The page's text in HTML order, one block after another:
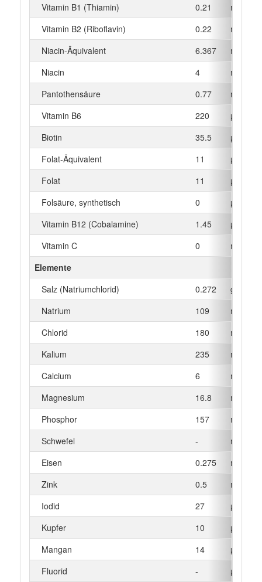
Vitamin B1 (Thiamin)
0.21
mg
Vitamin B2 (Riboflavin)
0.22
mg
Niacin-Äquivalent
6.367
mg
Niacin
4
mg
Pantothensäure
0.77
mg
Vitamin B6
220
µg
Biotin
35.5
µg
Folat-Äquivalent
11
µg
Folat
11
µg
Folsäure, synthetisch
0
µg
Vitamin B12 (Cobalamine)
1.45
µg
Vitamin C
0
mg
Elemente
Salz (Natriumchlorid)
0.272
g
Natrium
109
mg
Chlorid
180
mg
Kalium
235
mg
Calcium
6
mg
Magnesium
16.8
mg
Phosphor
157
mg
Schwefel
-
mg
Eisen
0.275
mg
Zink
0.5
mg
Iodid
27
µg
Kupfer
10
µg
Mangan
14
µg
Fluorid
- µg